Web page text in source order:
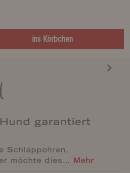
ins Körbchen
garantiert
Schlappohren,
möchte dies… Mehr